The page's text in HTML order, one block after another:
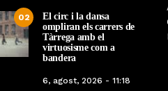
02
El circ i la dansa
ompliran els carrers de
Tàrrega amb el
virtuosisme com a
bandera
6, agost, 2026 - 11:18
Les Gastrosàvies
una gran trobada al Món
Benet que referma el valor
cuina tradicional
27, novembre, 2025 - 08:28